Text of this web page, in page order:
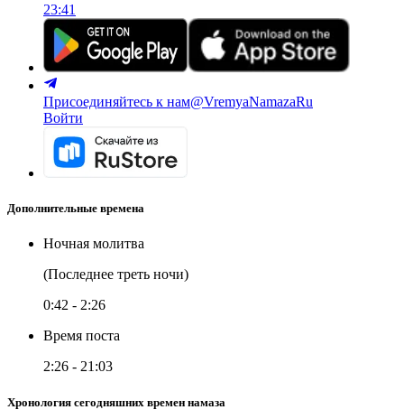
23:41
Присоединяйтесь к нам@VremyaNamazaRu
Войти
Дополнительные времена
Ночная молитва
(Последнее треть ночи)
0:42 - 2:26
Время поста
2:26 - 21:03
Хронология сегодняшних времен намаза